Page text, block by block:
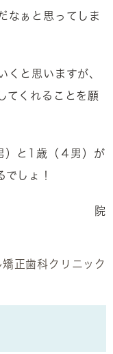
なぁと思ってしま
くと思いますが、
てくれることを願
）と1歳（４男）が
しょ！
正歯科クリニック